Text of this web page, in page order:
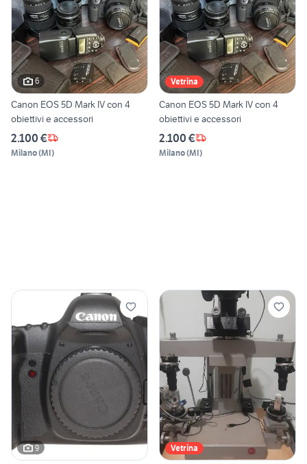
6
Canon EOS 5D Mark IV con 4
obiettivi e accessori
2.100 €
Milano(MI)
Vetrina
Canon EOS 5D Mark IV con 4
obiettivi e accessori
2.100 €
Milano(MI)
9 Vetrina